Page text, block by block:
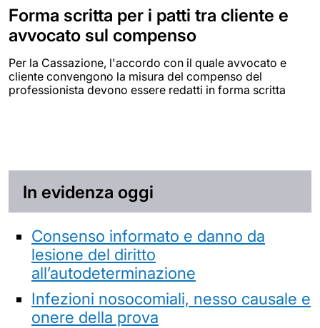
Forma scritta per i patti tra cliente e
avvocato sul compenso
Per la Cassazione, l'accordo con il quale avvocato e
cliente convengono la misura del compenso del
professionista devono essere redatti in forma scritta
In evidenza oggi
Consenso informato e danno da
lesione del diritto
all’autodeterminazione
Infezioni nosocomiali, nesso causale e
onere della prova